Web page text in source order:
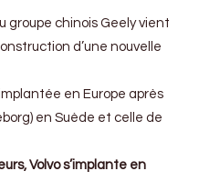
groupe chinois Geely vient
d’une nouvelle
en Europe après
en Suède et celle de
Volvo s’implante en